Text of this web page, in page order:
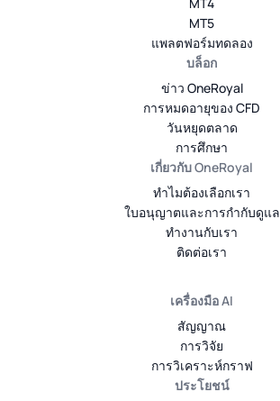
MT5
แพลตฟอร์มทดลอง
บล็อก
ข่าว OneRoyal
การหมดอายุของ CFD
วันหยุดตลาด
การศึกษา
เกี่ยวกับ OneRoyal
ทำไมต้องเลือกเรา
ใบอนุญาตและการกำกับดูแล
ทำงานกับเรา
ติดต่อเรา
เครื่องมือ AI
สัญญาณ
การวิจัย
การวิเคราะห์กราฟ
ประโยชน์